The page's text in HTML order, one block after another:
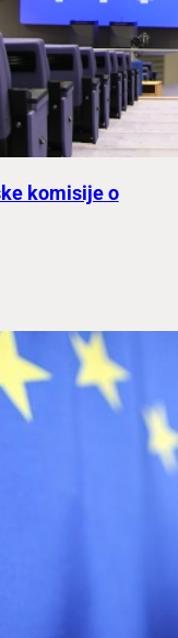
komisije o